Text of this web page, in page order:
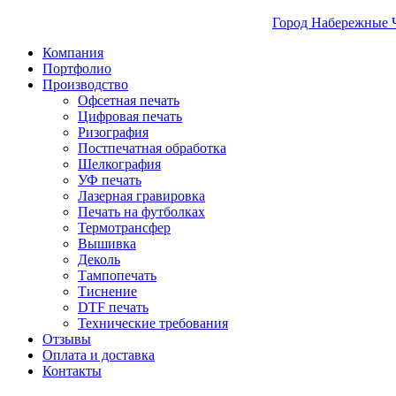
Город Набережные
Компания
Портфолио
Производство
Офсетная печать
Цифровая печать
Ризография
Постпечатная обработка
Шелкография
УФ печать
Лазерная гравировка
Печать на футболках
Термотрансфер
Вышивка
Деколь
Тампопечать
Тиснение
DTF печать
Технические требования
Отзывы
Оплата и доставка
Контакты